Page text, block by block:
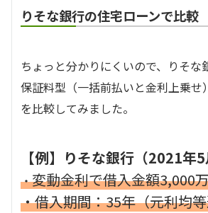
りそな銀行の住宅ローンで比較
ちょっと分かりにくいので、りそな
保証料型（一括前払いと金利上乗せ
を比較してみました。
【例】りそな銀行（2021年5
・変動金利で借入金額
・借入期間：35年（元利均